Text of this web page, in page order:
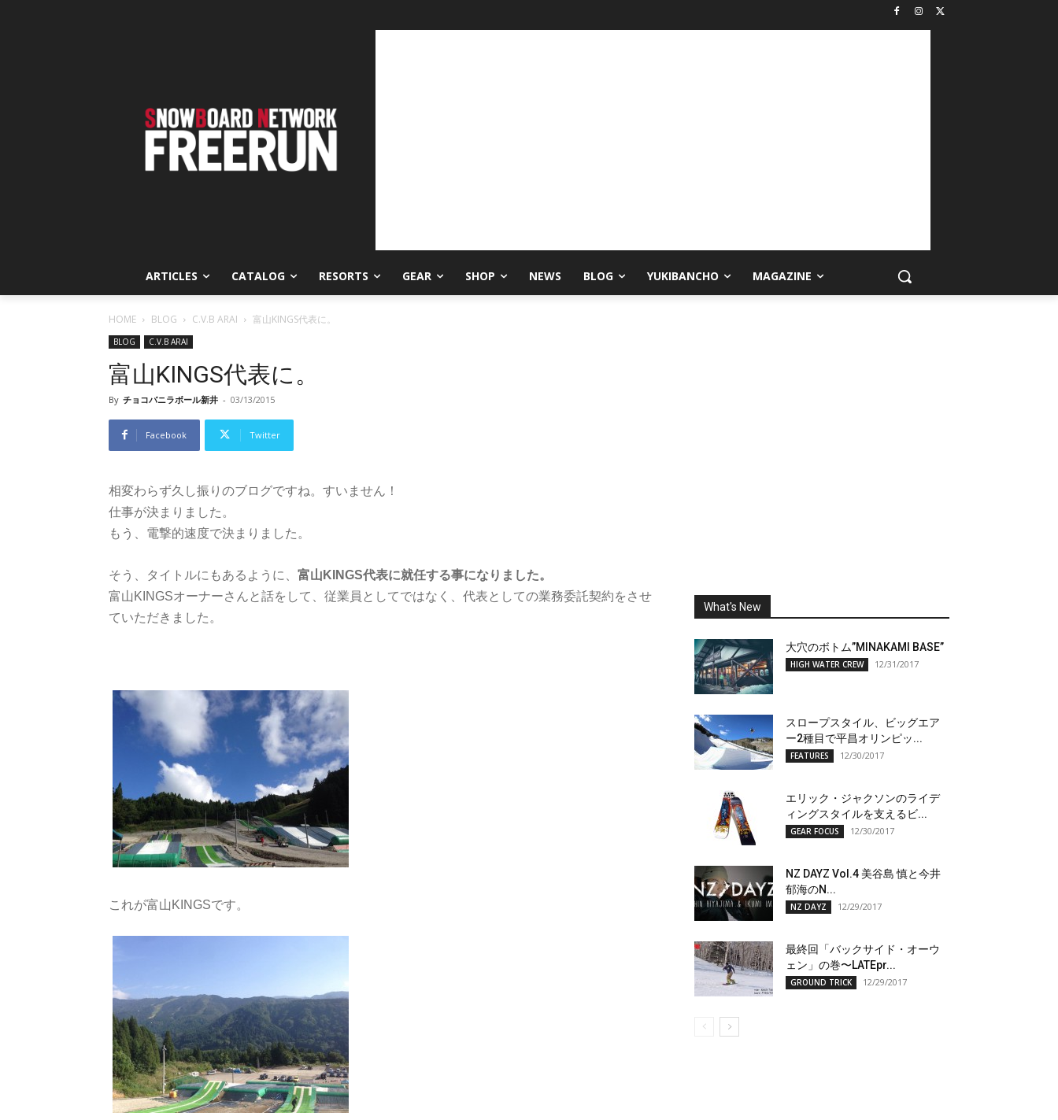
ARTICLES CATALOG RESORTS GEAR SHOP NEWS BLOG YUKIBANCHO MAGAZINE
HOME BLOG C.V.B ARAI 富山KINGS代表に。
BLOG C.V.B ARAI
富山KINGS代表に。
By チョコバニラボール新井 - 03/13/2015
Facebook Twitter
相変わらず久し振りのブログですね。すいません！
仕事が決まりました。
もう、電撃的速度で決まりました。
そう、タイトルにもあるように、 富山KINGS代表に就任する事になりました。
富山KINGSオーナーさんと話をして、従業員としてではなく、代表としての業務委託契約をさせ
ていただきました。
これが富山KINGSです。
What's New
大穴のボトム”MINAKAMI BASE”
HIGH WATER CREW 12/31/2017
スロープスタイル、ビッグエア
ー2種目で平昌オリンピッ...
FEATURES 12/30/2017
エリック・ジャクソンのライデ
ィングスタイルを支えるビ...
GEAR FOCUS 12/30/2017
NZ DAYZ Vol.4 美谷島 慎と今井
郁海のN...
NZ DAYZ 12/29/2017
最終回「バックサイド・オーウ
ェン」の巻〜LATEpr...
GROUND TRICK 12/29/2017